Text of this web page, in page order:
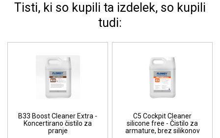
Tisti, ki so kupili ta izdelek, so kupili
tudi:
B33 Boost Cleaner Extra -
Koncertirano čistilo za
pranje
C5 Cockpit Cleaner
silicone free - Čistilo za
armature, brez silikonov